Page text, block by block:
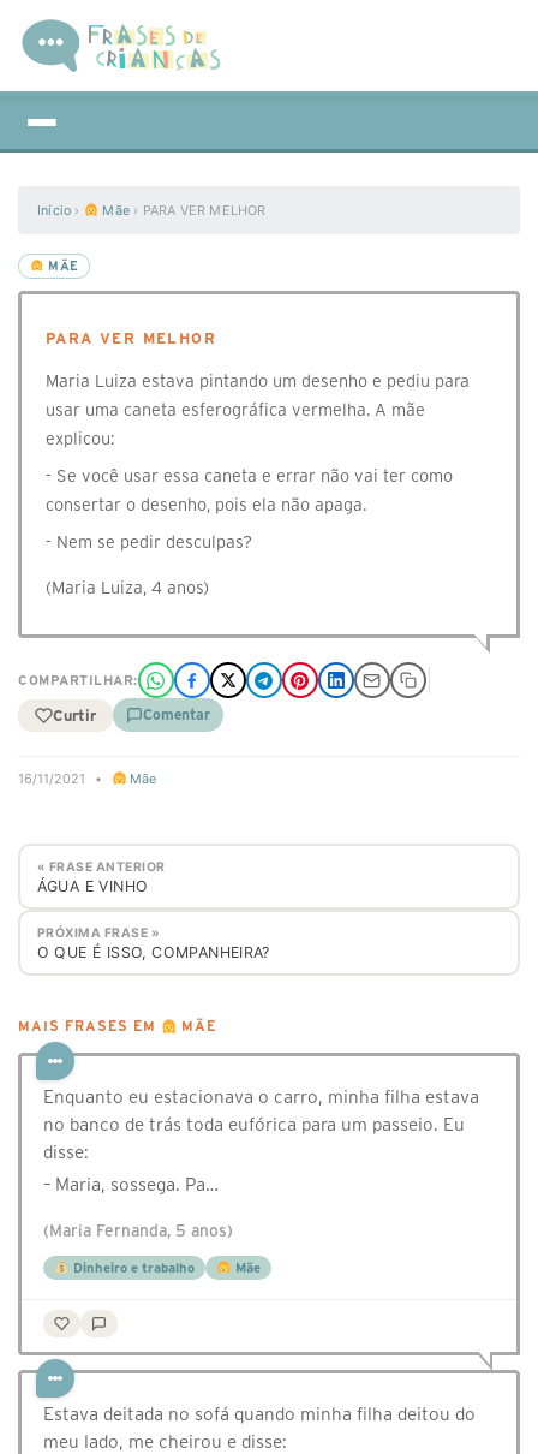
Início › Mãe › PARA VER MELHOR
MÃE
PARA VER MELHOR
Maria Luiza estava pintando um desenho e pediu para
usar uma caneta esferográfica vermelha. A mãe
explicou:
- Se você usar essa caneta e errar não vai ter como
consertar o desenho, pois ela não apaga.
- Nem se pedir desculpas?
(Maria Luiza, 4 anos)
COMPARTILHAR:
Curtir Comentar
16/11/2021 • Mãe
« FRASE ANTERIOR
ÁGUA E VINHO
PRÓXIMA FRASE »
O QUE É ISSO, COMPANHEIRA?
MAIS FRASES EM MÃE
Enquanto eu estacionava o carro, minha filha estava
no banco de trás toda eufórica para um passeio. Eu
disse:
– Maria, sossega. Pa…
(Maria Fernanda, 5 anos)
Dinheiro e trabalho Mãe
Estava deitada no sofá quando minha filha deitou do
meu lado, me cheirou e disse: